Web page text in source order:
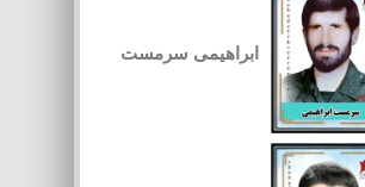
ابراهیمی سرمست